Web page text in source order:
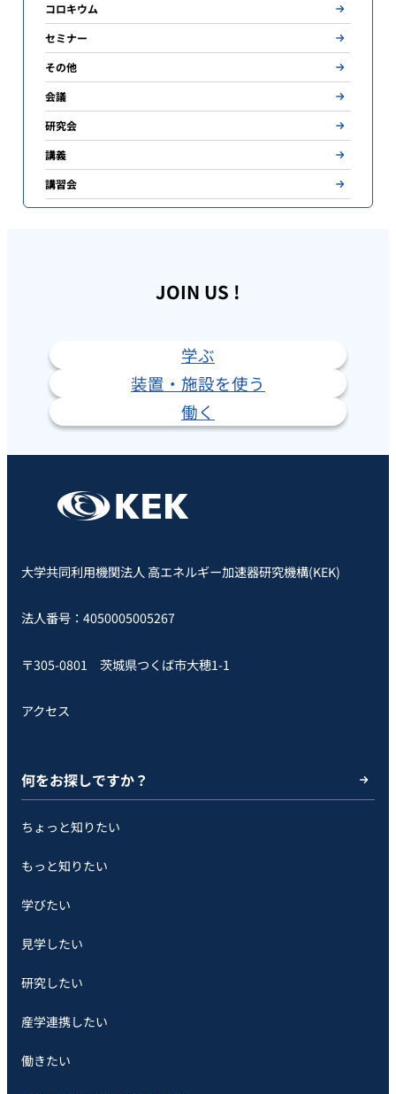
コロキウム
セミナー
その他
会議
研究会
講義
講習会
JOIN US !
学ぶ
装置・施設を使う
働く
大学共同利用機関法人 高エネルギー加速器研究機構(KEK)
法人番号：4050005005267
〒305-0801 茨城県つくば市大穂1-1
アクセス
何をお探しですか？
ちょっと知りたい
もっと知りたい
学びたい
見学したい
研究したい
産学連携したい
働きたい